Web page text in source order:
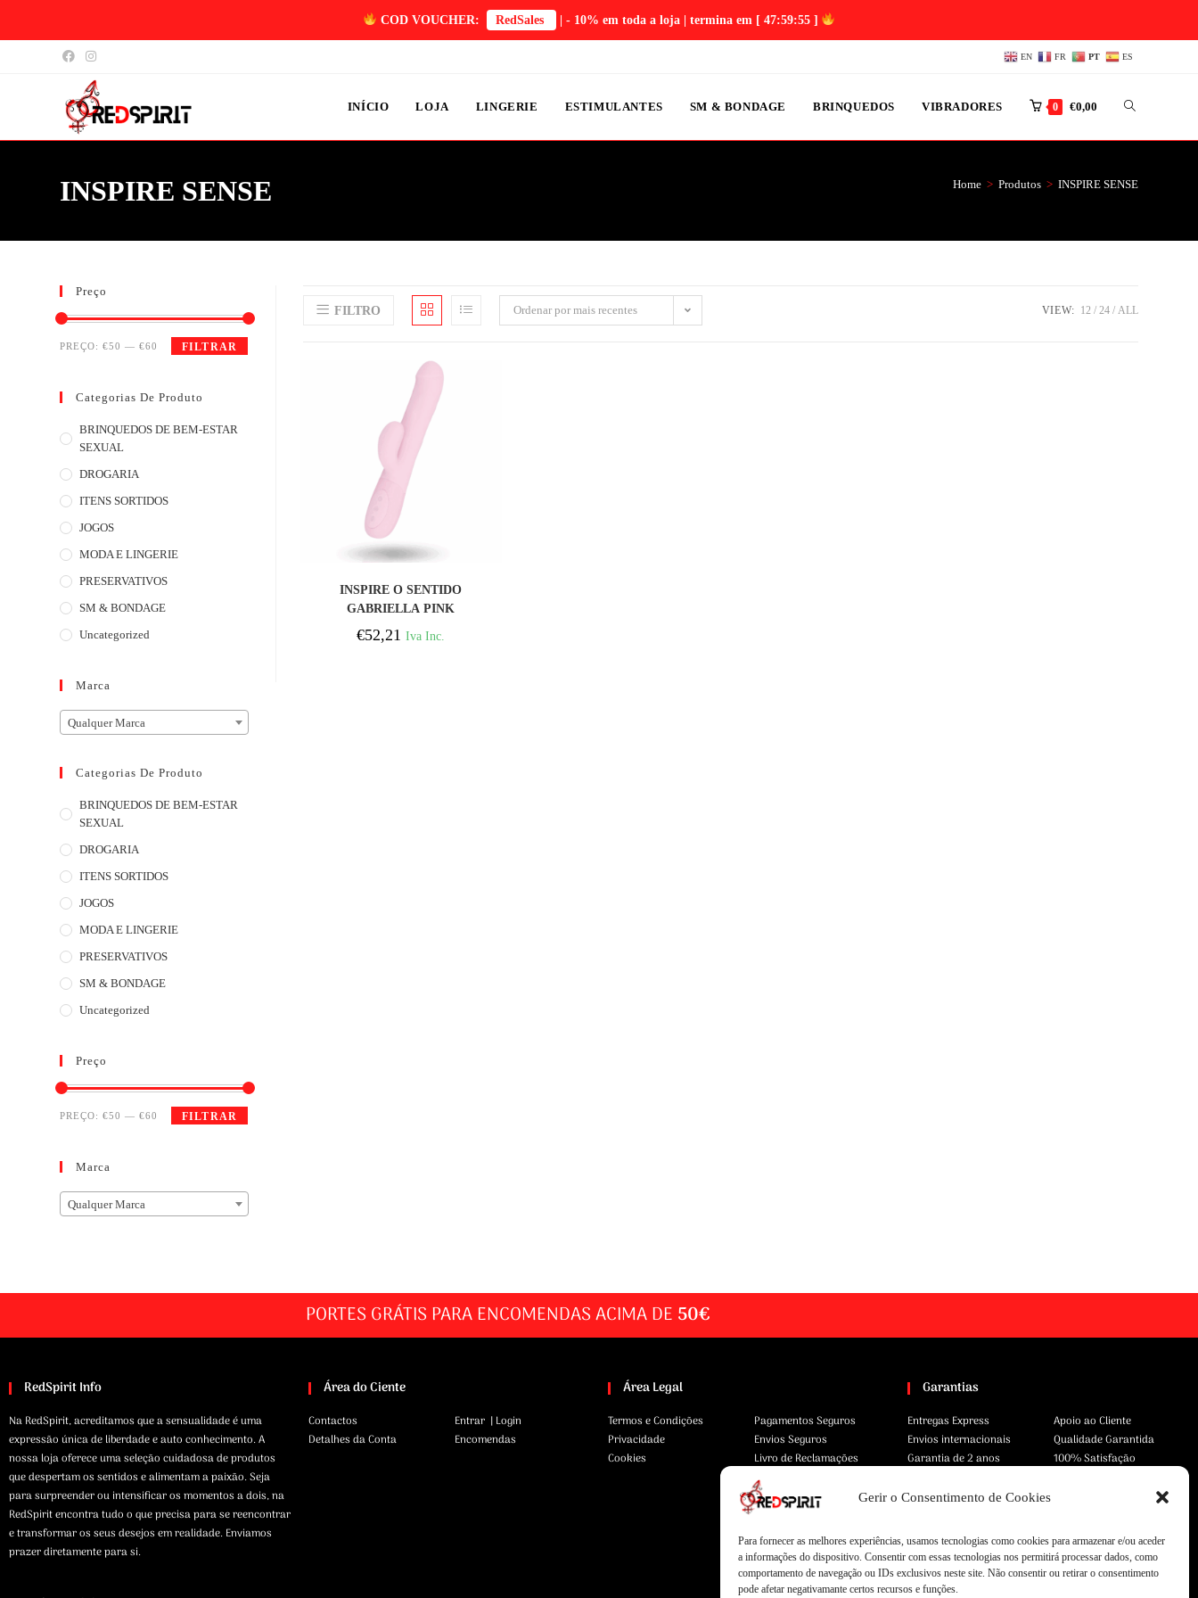
Gerir o Consentimento de Cookies
Para fornecer as melhores experiências, usamos tecnologias como cookies para armazenar e/ou aceder
a informações do dispositivo. Consentir com essas tecnologias nos permitirá processar dados, como
comportamento de navegação ou IDs exclusivos neste site. Não consentir ou retirar o consentimento
pode afetar negativamante certos recursos e funções.
COD VOUCHER: RedSales | - 10% em toda a loja | termina em [ 47:59:55 ]
EN FR PT ES
INÍCIO LOJA LINGERIE ESTIMULANTES SM & BONDAGE BRINQUEDOS VIBRADORES 0 €0,00
INSPIRE SENSE Home > Produtos > INSPIRE SENSE
FILTRO Ordenar por mais recentes VIEW: 12 24 ALL
INSPIRE O SENTIDO
GABRIELLA PINK
€52,21 Iva Inc.
Preço
FILTRAR
PREÇO:€50 —€60
Categorias De Produto
BRINQUEDOS DE BEM-ESTAR
SEXUAL
DROGARIA
ITENS SORTIDOS
JOGOS
MODA E LINGERIE
PRESERVATIVOS
SM & BONDAGE
Uncategorized
Marca
Qualquer Marca
Categorias De Produto
BRINQUEDOS DE BEM-ESTAR
SEXUAL
DROGARIA
ITENS SORTIDOS
JOGOS
MODA E LINGERIE
PRESERVATIVOS
SM & BONDAGE
Uncategorized
Preço
FILTRAR
PREÇO:€50 —€60
Marca
Qualquer Marca
PORTES GRÁTIS PARA ENCOMENDAS ACIMA DE 50€
RedSpirit Info
Na RedSpirit, acreditamos que a sensualidade é uma
expressão única de liberdade e auto conhecimento. A
nossa loja oferece uma seleção cuidadosa de produtos
que despertam os sentidos e alimentam a paixão. Seja
para surpreender ou intensificar os momentos a dois, na
RedSpirit encontra tudo o que precisa para se reencontrar
e transformar os seus desejos em realidade. Enviamos
prazer diretamente para si.
Área do Ciente
Contactos
Detalhes da Conta
Entrar | Login
Encomendas
Área Legal
Termos e Condições
Privacidade
Cookies
Pagamentos Seguros
Envios Seguros
Livro de Reclamações
Garantias
Entregas Express
Envios internacionais
Garantia de 2 anos
Apoio ao Cliente
Qualidade Garantida
100% Satisfação